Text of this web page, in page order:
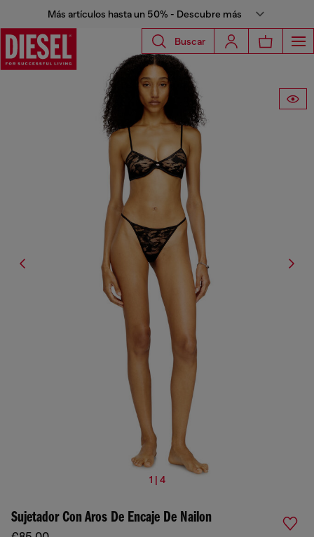
Más artículos hasta un 50% - Descubre más
Buscar
1 | 4
Sujetador Con Aros De Encaje De Nailon